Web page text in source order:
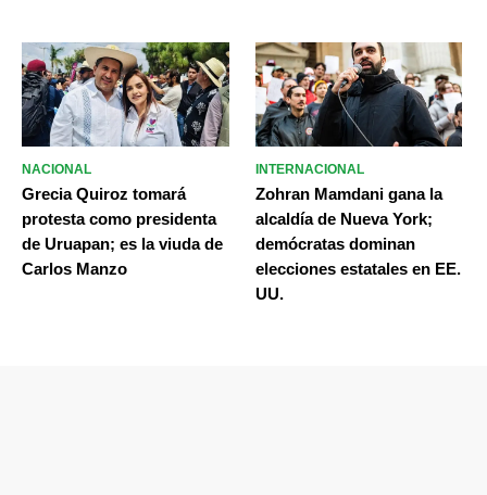
NACIONAL
Grecia Quiroz tomará
protesta como presidenta
de Uruapan; es la viuda de
Carlos Manzo
INTERNACIONAL
Zohran Mamdani gana la
alcaldía de Nueva York;
demócratas dominan
elecciones estatales en EE.
UU.